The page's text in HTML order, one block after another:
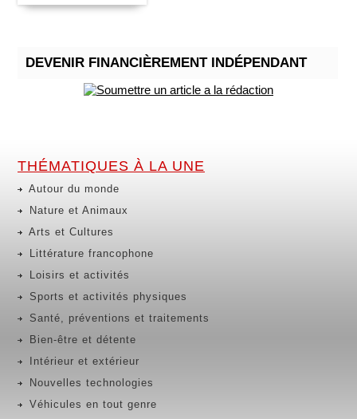
DEVENIR FINANCIÈREMENT INDÉPENDANT
THÉMATIQUES À LA UNE
Autour du monde
Nature et Animaux
Arts et Cultures
Littérature francophone
Loisirs et activités
Sports et activités physiques
Santé, préventions et traitements
Bien-être et détente
Intérieur et extérieur
Nouvelles technologies
Véhicules en tout genre